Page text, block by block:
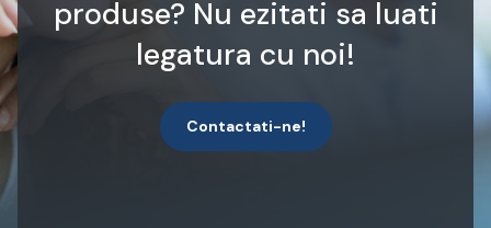
produse? Nu ezitati sa luati
legatura cu noi!
Contactati-ne!